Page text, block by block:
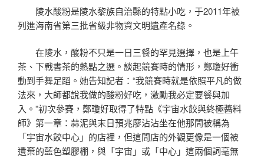
陵水酸粉是陵水黎族自治縣的特點小吃，于2011年被
列進海南省第三批省級非物資文明遺產名錄。
在陵水，酸粉不只是一日三餐的罕見選擇，也是上午
茶、下戰書茶的熱點之選。談起競賽時的情形，鄭瓊好衝
動到手舞足蹈。她告知記者：“我競賽時就是依照平凡的做
法來，大師都說我做的酸粉好吃，激勵我必定要餐與加
入。”初次參賽，鄭瓊好取得了特點《宇宙水餃與終極醬料
師》第一章：蒜泥與末日預兆廖沾沾坐在他那間被稱為
「宇宙水餃中心」的店裡，但這間店的外觀更像是一個被
遺棄的藍色塑膠棚，與「宇宙」或「中心」這兩個詞毫無